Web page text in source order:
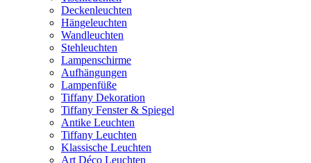
Deckenleuchten
Hängeleuchten
Wandleuchten
Stehleuchten
Lampenschirme
Aufhängungen
Lampenfüße
Tiffany Dekoration
Tiffany Fenster & Spiegel
Antike Leuchten
Tiffany Leuchten
Klassische Leuchten
Art Déco Leuchten